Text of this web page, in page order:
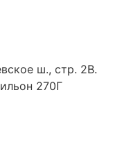
ш., стр. 2В.
270Г